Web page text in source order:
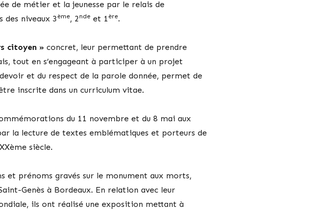
de métier et la jeunesse par le relais de
des niveaux 3 ème, 2 ndeet 1ère.
citoyen »concret, leur permettant de prendre
tout en s’engageant à participer à un projet
et du respect de la parole donnée, permet de
inscrite dans un curriculum vitae.
du 11 novembre et du 8 mai aux
la lecture de textes emblématiques et porteurs de
siècle.
et prénoms gravés sur le monument aux morts,
Genès à Bordeaux. En relation avec leur
ils ont réalisé une exposition mettant à